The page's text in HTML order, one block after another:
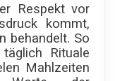
Respekt vor
kommt,
behandelt. So
Rituale
Mahlzeiten